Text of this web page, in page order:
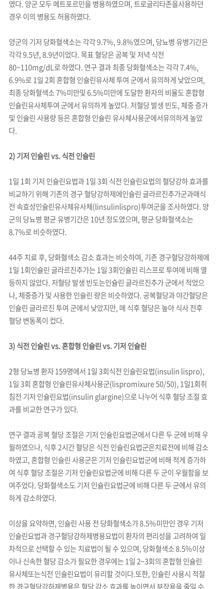
였다. 양군 모두 메트포르민을 병용하였으며, 트로글리타존을사용하던
경우 이의 병용도 허용하였다.
양군의 기저 당화혈색소는 각각 9.7%, 9.8%였으며, 당뇨병 유병기간은
각각 9.5년, 8.9년이었다. 목표 혈당은 공복 및 저녁 식전
80~110mg/dL로 하였다. 연구 결과 최종 당화혈색소는 각각 7.4%,
6.9%로 1일 2회 혼합형 인슐린유사체 투여 군에서 유의하게 낮았으며,
최종 당화혈색소 7%미만및 6.5%미만에 도달한 환자의 비율도 혼합형
인슐린유사체투여 군에서 유의하게 높았다. 저혈당 발생 빈도, 체중 증가
및 인슐린 사용량 등은 혼합형 인슐린 유사체사용군에서유의하게 높았
다.
2) 기저 인슐린 vs. 식전 인슐린
1일 1회 기저 인슐린요법과 1일 3회 식전 인슐린요법의 혈당강하 효과를
비교하기 위해 기존의 경구 혈당강하제에인슐린 글라르진추가군과매식
전 속효성인슐린유사체유사체(linsulinlispro)투여군을 조사하였다. 양
군의 당뇨병 평균 유병기간은 10년 정도였으며, 평균 당화혈색소는
8.7%로 비슷하였다.
44주 치료 후, 당화혈색소 감소 효과는 비슷하여, 기존 경구혈당강하제에
1일 1회인슐린 글라르진추가는 1일 3회인슐린 리스프로 투여에 비해 열
등하지 않았다. 저혈당 발생 빈도는인슐린 글라르진추가 군에서 적었으
나, 체중증가 및 사용한 인슐린 량은 비슷하였다. 공복혈당과 야간혈당은
인슐린 글라르진 투여 군에서 낮았지만, 매 식후 혈당은 높아 식사 전후
혈당 변동폭이 컸다.
3) 식전 인슐린 vs. 혼합형 인슐린 vs. 기저 인슐린
2형 당뇨병 환자 159명에서 1일 3회식전 인슐린요법(insulin lispro),
1일 3회 혼합형 인슐린유사체사용군(lispromixure 50/50), 1일1회취
침전 기저 인슐린요법(insulin glargine)으로 나누어 식후 혈당 조절 효
과를 비교한 연구가 있다.
연구 결과 공복 혈당 조절은 기저 인슐린요법군에서 다른 두 군에 비해 우
월하였으나, 식후 2시간 혈당은 식전 인슐린요법군은치료전에 비해 감소
하였고, 혼합형 인슐린 사용군은 기저 인슐린요법군에 비해 적게 증가하
여 식후 혈당 조절은 기저 인슐린요법군에 비해 다른 두 군이 우월함을 보
여주었다. 당화혈색소도 기저 인슐린요법군에 비해 다른 두 군에서 유의
하게 감소하였다.
이상을 요약하면, 인슐린 사용 전 당화혈색소가 8.5%미만인 경우 기저
인슐린요법과 경구혈당강하제병용요법이 환자의 편리성을 고려하여 일
차적으로 선택할 수 있는 치료법이 될 수 있으며, 당화혈색소 8.5%이상
이나 신속한 혈당 감소가 필요한 경우에는 1일 2~3회의 혼합형 인슐린
유사체또는식전 인슐린요법이 유리할 것이다.또한, 인슐린 사용시 적절
한 경구혈당강하제병용은 혈당 감소 효과를 높이면서 부작용을 줄일 수